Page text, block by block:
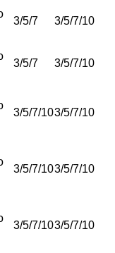
3/5/7 3/5/7/10
3/5/7 3/5/7/10
3/5/7/103/5/7/10
3/5/7/103/5/7/10
3/5/7/103/5/7/10